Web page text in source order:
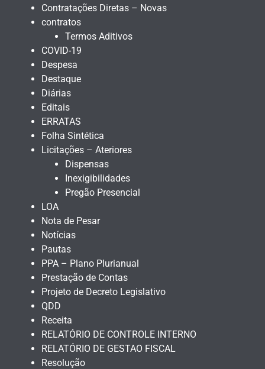
Contratações Diretas – Novas
contratos
Termos Aditivos
COVID-19
Despesa
Destaque
Diárias
Editais
ERRATAS
Folha Sintética
Licitações – Ateriores
Dispensas
Inexigibilidades
Pregão Presencial
LOA
Nota de Pesar
Notícias
Pautas
PPA – Plano Plurianual
Prestação de Contas
Projeto de Decreto Legislativo
QDD
Receita
RELATÓRIO DE CONTROLE INTERNO
RELATÓRIO DE GESTAO FISCAL
Resolução